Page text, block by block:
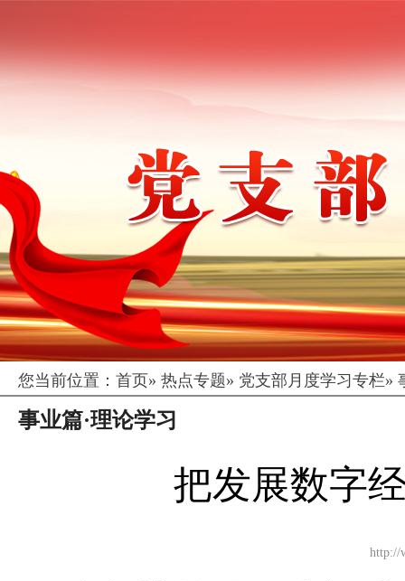
您当前位置： 首页» 热点专题» 党支部月度学习专栏»
事业篇·理论学习
把发展数字
http://